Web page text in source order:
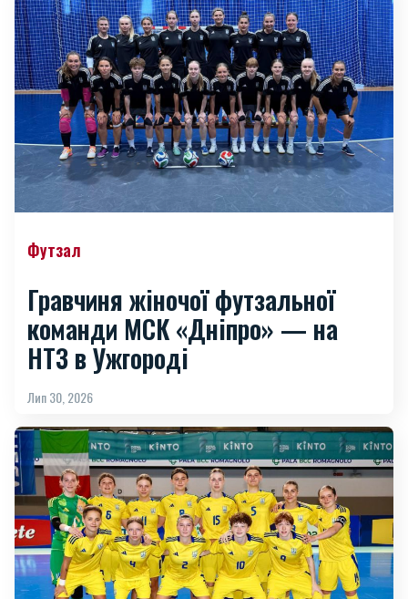
Футзал
Гравчиня жіночої футзальної
команди МСК «Дніпро» — на
НТЗ в Ужгороді
Лип 30, 2026